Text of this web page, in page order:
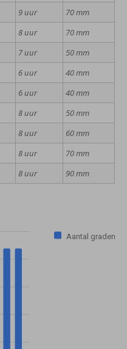
9 uur
70 mm
8 uur
70 mm
7 uur
50 mm
6 uur
40 mm
6 uur
40 mm
8 uur
50 mm
8 uur
60 mm
8 uur
70 mm
8 uur 90 mm
Aantal graden